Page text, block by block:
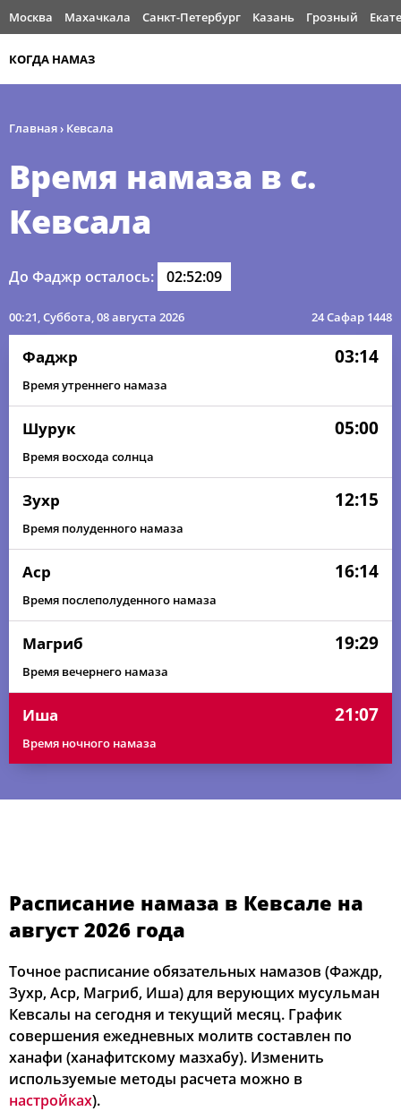
Москва Махачкала Санкт-Петербург Казань Грозный
КОГДА НАМАЗ
Главная› Кевсала
Время намаза в с.
Кевсала
До Фаджр осталось: 02:52:09
00:21, Суббота, 08 августа 2026 24 Сафар 1448
Фаджр 03:14
Время утреннего намаза
Шурук 05:00
Время восхода солнца
Зухр 12:15
Время полуденного намаза
Аср 16:14
Время послеполуденного намаза
Магриб 19:29
Время вечернего намаза
Иша 21:07
Время ночного намаза
Расписание намаза в Кевсале на
август 2026 года
Точное расписание обязательных намазов (Фаждр,
Зухр, Аср, Магриб, Иша) для верующих мусульман
Кевсалы на сегодня и текущий месяц. График
совершения ежедневных молитв составлен по
ханафи (ханафитскому мазхабу). Изменить
используемые методы расчета можно в
настройках).